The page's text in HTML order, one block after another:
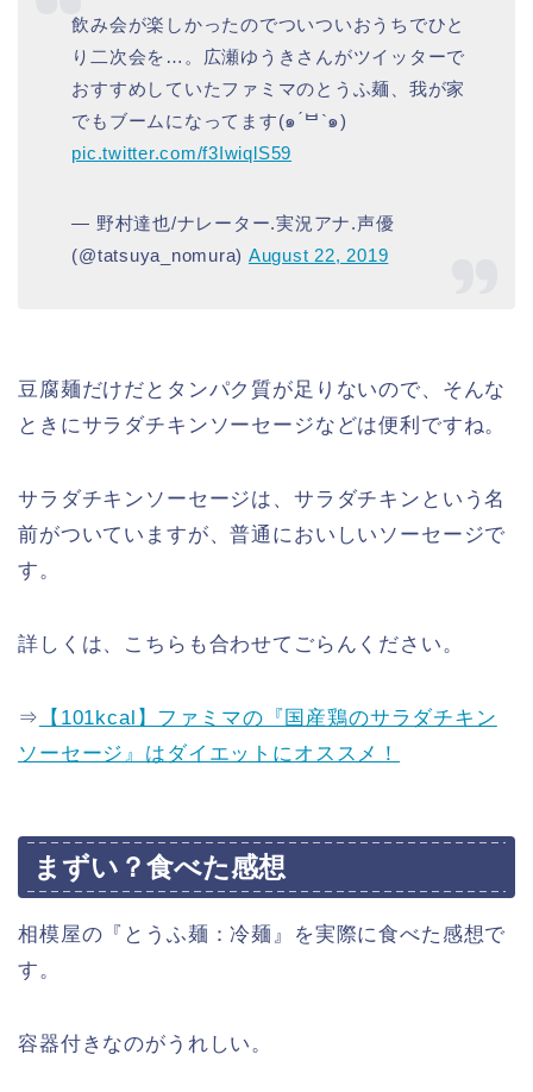
飲み会が楽しかったのでついついおうちでひと
り二次会を…。広瀬ゆうきさんがツイッターで
おすすめしていたファミマのとうふ麺、我が家
でもブームになってます(๑ ́ᄇ`๑)
pic.twitter.com/f3IwiqlS59
— 野村達也/ナレーター.実況アナ.声優
(@tatsuya_nomura) August 22, 2019
豆腐麺だけだとタンパク質が足りないので、そんな
ときにサラダチキンソーセージなどは便利ですね。
サラダチキンソーセージは、サラダチキンという名
前がついていますが、普通においしいソーセージで
す。
詳しくは、こちらも合わせてごらんください。
⇒ 【101kcal】ファミマの『国産鶏のサラダチキン
ソーセージ』はダイエットにオススメ！
まずい？食べた感想
相模屋の『とうふ麺：冷麺』を実際に食べた感想で
す。
容器付きなのがうれしい。